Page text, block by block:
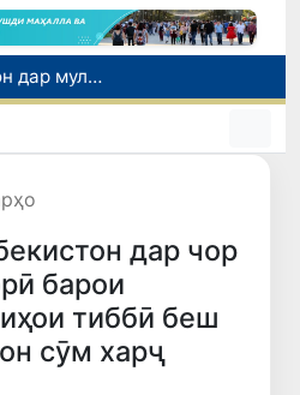
Дар Қашқадарё анҷумани байналмилалии экологӣ бо иштироки ҷавонон аз нӯҳ кишвар баргузор мешавад
Тошканд ба баргузории чемпионати Осиё оид ба вазнабардорӣ омодагӣ мебинад
дар чор
барои
тиббӣ беш
сӯм харҷ